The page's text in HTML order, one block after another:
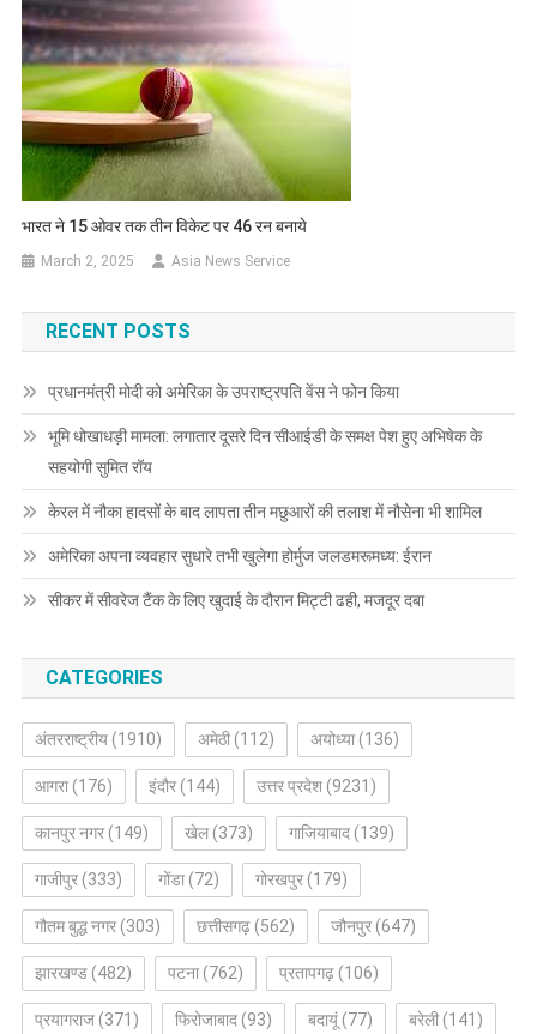
भारत ने 15 ओवर तक तीन विकेट पर 46 रन बनाये
March 2, 2025 Asia News Service
RECENT POSTS
प्रधानमंत्री मोदी को अमेरिका के उपराष्ट्रपति वेंस ने फोन किया
भूमि धोखाधड़ी मामला: लगातार दूसरे दिन सीआईडी के समक्ष पेश हुए अभिषेक के
सहयोगी सुमित रॉय
केरल में नौका हादसों के बाद लापता तीन मछुआरों की तलाश में नौसेना भी शामिल
अमेरिका अपना व्यवहार सुधारे तभी खुलेगा होर्मुज जलडमरूमध्य: ईरान
सीकर में सीवरेज टैंक के लिए खुदाई के दौरान मिट्टी ढही, मजदूर दबा
CATEGORIES
अंतरराष्ट्रीय(1910) अमेठी(112) अयोध्या(136)
आगरा(176) इंदौर(144) उत्तर प्रदेश(9231)
कानपुर नगर(149) खेल(373) गाजियाबाद(139)
गाजीपुर(333) गोंडा(72) गोरखपुर(179)
गौतम बुद्ध नगर(303) छत्तीसगढ़(562) जौनपुर(647)
झारखण्ड(482) पटना(762) प्रतापगढ़(106)
प्रयागराज(371) फिरोजाबाद(93) बदायूं(77) बरेली(141)